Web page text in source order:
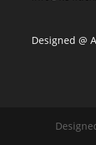
Designed @